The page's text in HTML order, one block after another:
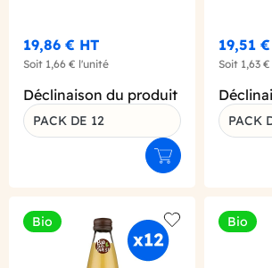
19,86 € HT
Soit 1,66 € l'unité
Déclinaison du produit
PACK DE 12
Ajouter au panier
19,51 €
Soit 1,63 €
PACK
Bio
Add to wishlist
Bio